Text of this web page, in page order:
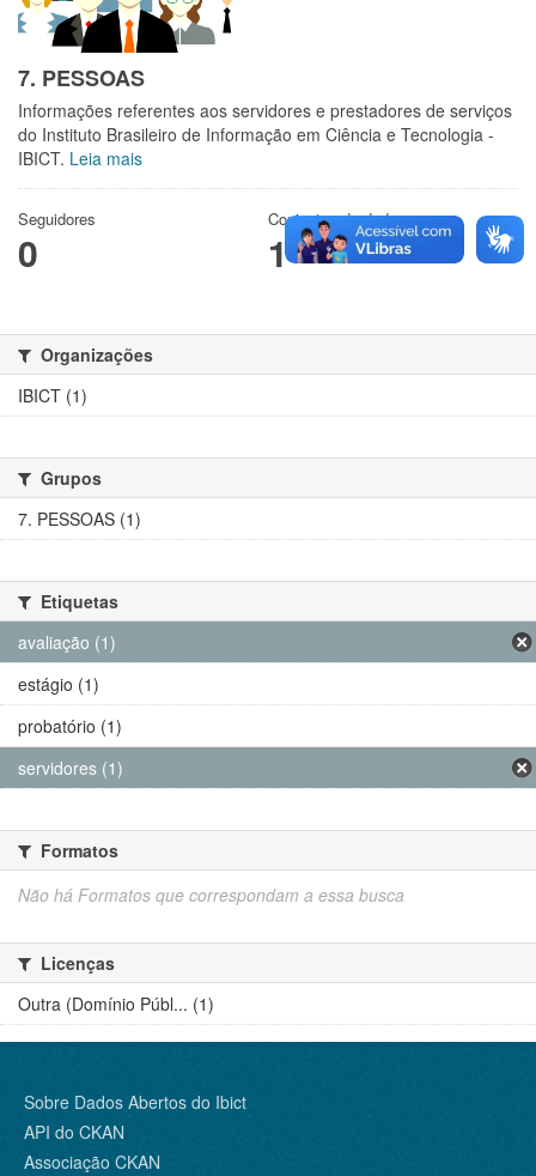
7. PESSOAS
Informações referentes aos servidores e prestadores de serviços
do Instituto Brasileiro de Informação em Ciência e Tecnologia -
IBICT. Leia mais
Seguidores
0
Conjuntos de dados
1
Organizações
IBICT (1)
Grupos
7. PESSOAS (1)
Etiquetas
avaliação (1)
estágio (1)
probatório (1)
servidores (1)
Formatos
Não há Formatos que correspondam a essa busca
Licenças
Outra (Domínio Públ... (1)
Sobre Dados Abertos do Ibict
API do CKAN
Associação CKAN